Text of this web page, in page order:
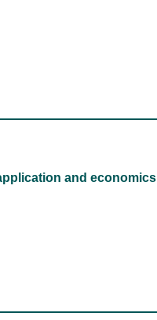
and economics